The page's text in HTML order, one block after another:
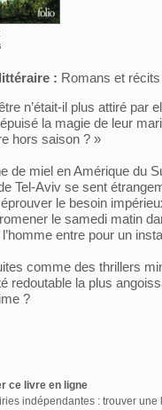
: Romans et récits
n’était-il plus attiré par
la magie de leur
hors saison ? »
de miel en Amérique du
Tel-Aviv se sent
éprouver le besoin
le samedi matin
entre pour un
comme des thrillers
redoutable la plus
?
ce livre en ligne
indépendantes : trouver une